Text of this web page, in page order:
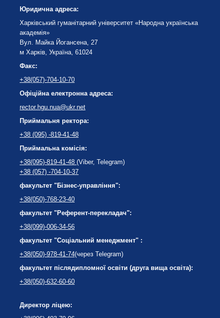
Юридична адреса:
Харківський гуманітарний університет «Народна українська
академія»
Вул. Майка Йогансена, 27
м Харків, Україна, 61024
Факс:
+38(057)-704-10-70
Офіційна електронна адреса:
rector.hgu.nua@ukr.net
Приймальня ректора:
+38 (095) -819-41-48
Приймальна комісія:
+38(095)-819-41-48 (Viber, Telegram)
+38 (057) -704-10-37
факультет "Бізнес-управління":
+38(050)-768-23-40
факультет "Референт-перекладач":
+38(099)-006-34-56
факультет "Соціальний менеджмент" :
+38(050)-978-41-74(через Telegram)
факультет післядипломної освіти (друга вища освіта):
+38(050)-632-60-60
Директор ліцею: